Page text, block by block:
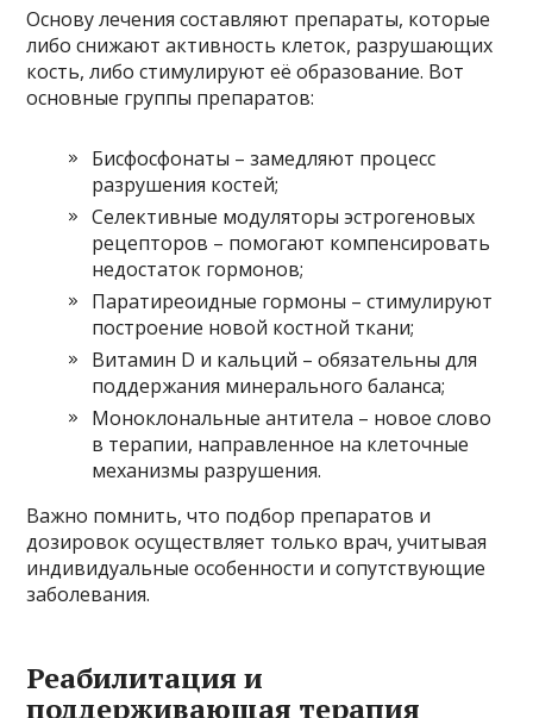
Основу лечения составляют препараты, которые
либо снижают активность клеток, разрушающих
кость, либо стимулируют её образование. Вот
основные группы препаратов:
Бисфосфонаты – замедляют процесс
разрушения костей;
Селективные модуляторы эстрогеновых
рецепторов – помогают компенсировать
недостаток гормонов;
Паратиреоидные гормоны – стимулируют
построение новой костной ткани;
Витамин D и кальций – обязательны для
поддержания минерального баланса;
Моноклональные антитела – новое слово
в терапии, направленное на клеточные
механизмы разрушения.
Важно помнить, что подбор препаратов и
дозировок осуществляет только врач, учитывая
индивидуальные особенности и сопутствующие
заболевания.
Реабилитация и
поддерживающая терапия